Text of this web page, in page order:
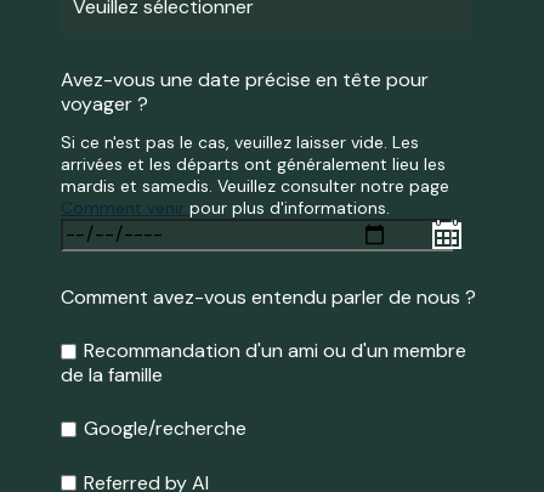
Avez-vous une date précise en tête pour
voyager ?
Si ce n'est pas le cas, veuillez laisser vide. Les
arrivées et les départs ont généralement lieu les
mardis et samedis. Veuillez consulter notre page
Comment venir pour plus d'informations.
Comment avez-vous entendu parler de nous ?
Recommandation d'un ami ou d'un membre
de la famille
Google/recherche
Referred by AI